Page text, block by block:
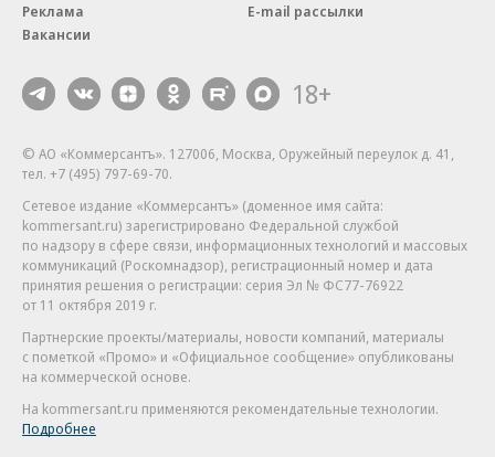
Реклама
Вакансии
E-mail рассылки
18+
© АО «Коммерсантъ». 127006, Москва, Оружейный переулок д. 41,
тел. +7 (495) 797-69-70.
Сетевое издание «Коммерсантъ» (доменное имя сайта:
kommersant.ru) зарегистрировано Федеральной службой
по надзору в сфере связи, информационных технологий и массовых
коммуникаций (Роскомнадзор), регистрационный номер и дата
принятия решения о регистрации: серия Эл № ФС77-76922
от 11 октября 2019 г.
Партнерские проекты/материалы, новости компаний, материалы
с пометкой «Промо» и «Официальное сообщение» опубликованы
на коммерческой основе.
На kommersant.ru применяются рекомендательные технологии.
Подробнее